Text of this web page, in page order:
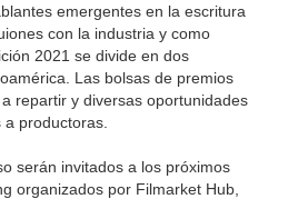
emergentes en la escritura
con la industria y como
2021 se divide en dos
Las bolsas de premios
repartir y diversas oportunidades
productoras.
serán invitados a los próximos
organizados por Filmarket Hub,